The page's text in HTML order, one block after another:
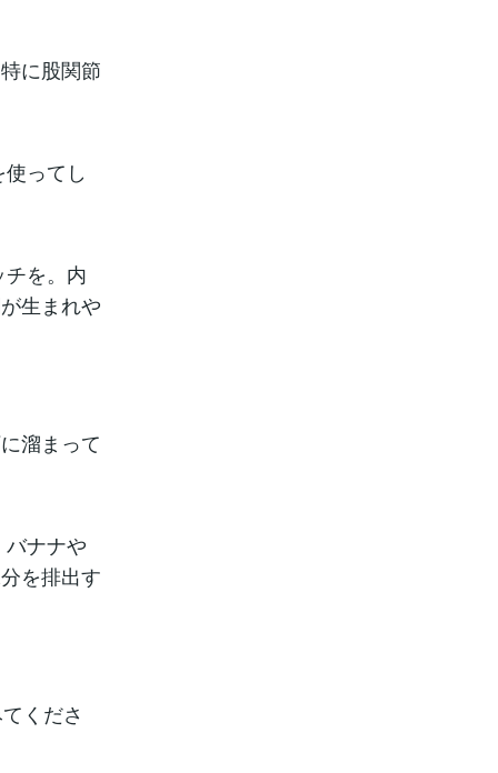
に股関節
ってし
を。内
生まれや
溜まって
ナナや
を排出す
くださ